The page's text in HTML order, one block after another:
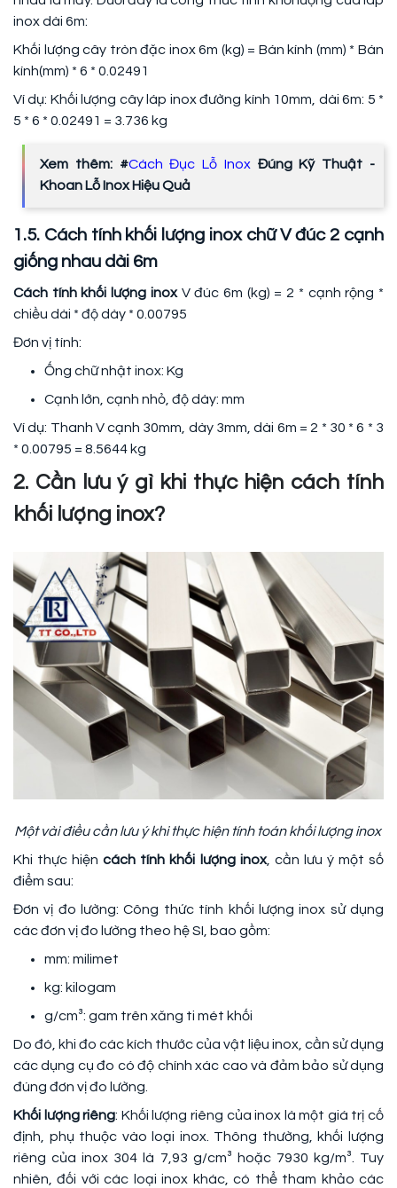
inox dài 6m:
Khối lượng cây tròn đặc inox 6m (kg) = Bán kính (mm) * Bán
kính(mm) * 6 * 0.02491
Ví dụ: Khối lượng cây láp inox đường kính 10mm, dài 6m: 5 *
5 * 6 * 0.02491 = 3.736 kg
Xem thêm: #Cách Đục Lỗ InoxĐúng Kỹ Thuật -
Khoan Lỗ Inox Hiệu Quả
1.5. Cách tính khối lượng inox chữ V đúc 2 cạnh
giống nhau dài 6m
Cách tính khối lượng inoxV đúc 6m (kg) = 2 * cạnh rộng *
chiều dài * độ dày * 0.00795
Đơn vị tính:
Ống chữ nhật inox: Kg
Cạnh lớn, cạnh nhỏ, độ dày: mm
Ví dụ: Thanh V cạnh 30mm, dày 3mm, dài 6m = 2 * 30 * 6 * 3
* 0.00795 = 8.5644 kg
2. Cần lưu ý gì khi thực hiện cách tính
khối lượng inox?
Một vài điều cần lưu ý khi thực hiện tính toán khối lượng inox
Khi thực hiệncách tính khối lượng inox, cần lưu ý một số
điểm sau:
Đơn vị đo lường: Công thức tính khối lượng inox sử dụng
các đơn vị đo lường theo hệ SI, bao gồm:
mm: milimet
kg: kilogam
g/cm³: gam trên xăng ti mét khối
Do đó, khi đo các kích thước của vật liệu inox, cần sử dụng
các dụng cụ đo có độ chính xác cao và đảm bảo sử dụng
đúng đơn vị đo lường.
Khối lượng riêng: Khối lượng riêng của inox là một giá trị cố
định, phụ thuộc vào loại inox. Thông thường, khối lượng
riêng của inox 304 là 7,93 g/cm³ hoặc 7930 kg/m³. Tuy
nhiên, đối với các loại inox khác, có thể tham khảo các